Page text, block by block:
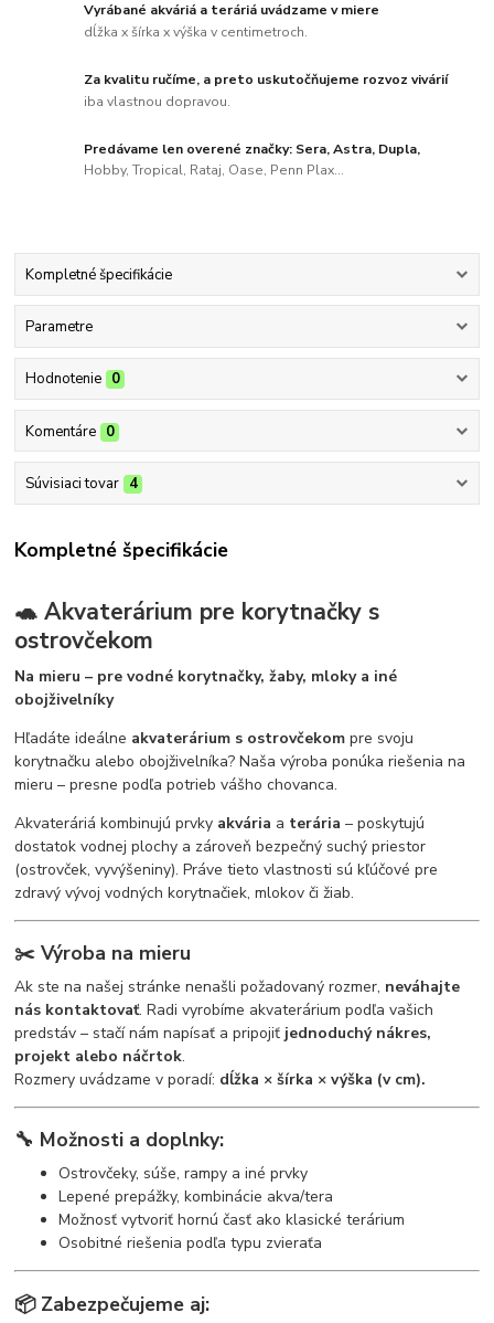
Vyrábané akváriá a teráriá uvádzame v miere
dĺžka x šírka x výška v centimetroch.
Za kvalitu ručíme, a preto uskutočňujeme rozvoz vivárií
iba vlastnou dopravou.
Predávame len overené značky: Sera, Astra, Dupla,
Hobby, Tropical, Rataj, Oase, Penn Plax...
Kompletné špecifikácie
Parametre
Hodnotenie 0
Komentáre 0
Súvisiaci tovar 4
Kompletné špecifikácie
🐢 Akvaterárium pre korytnačky s
ostrovčekom
Na mieru – pre vodné korytnačky, žaby, mloky a iné
obojživelníky
Hľadáte ideálne akvaterárium s ostrovčekom pre svoju
korytnačku alebo obojživelníka? Naša výroba ponúka riešenia na
mieru – presne podľa potrieb vášho chovanca.
Akvateráriá kombinujú prvky akvária a terária – poskytujú
dostatok vodnej plochy a zároveň bezpečný suchý priestor
(ostrovček, vyvýšeniny). Práve tieto vlastnosti sú kľúčové pre
zdravý vývoj vodných korytnačiek, mlokov či žiab.
✂️Výroba na mieru
Ak ste na našej stránke nenašli požadovaný rozmer, neváhajte
nás kontaktovať. Radi vyrobíme akvaterárium podľa vašich
predstáv – stačí nám napísať a pripojiť jednoduchý nákres,
projekt alebo náčrtok.
Rozmery uvádzame v poradí: dĺžka × šírka × výška (v cm).
🔧 Možnosti a doplnky:
Ostrovčeky, súše, rampy a iné prvky
Lepené prepážky, kombinácie akva/tera
Možnosť vytvoriť hornú časť ako klasické terárium
Osobitné riešenia podľa typu zvieraťa
📦 Zabezpečujeme aj: